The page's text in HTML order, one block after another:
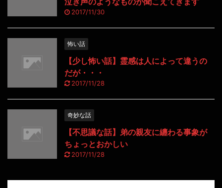
2017/11/30
怖い話
【少し怖い話】霊感は人によって違うの
だが・・・
2017/11/28
奇妙な話
【不思議な話】弟の親友に纏わる事象が
ちょっとおかしい
2017/11/28